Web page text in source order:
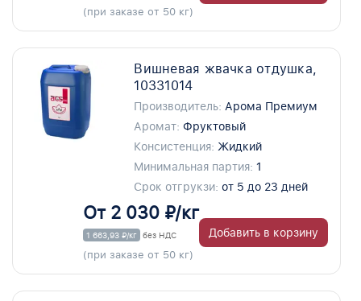
(при заказе от 50 кг)
Вишневая жвачка отдушка,
10331014
Производитель: Арома Премиум
Аромат: Фруктовый
Консистенция: Жидкий
Минимальная партия: 1
Срок отгрукзи: от 5 до 23 дней
От 2 030 ₽/кг
1 663,93 ₽/кг без НДС
(при заказе от 50 кг)
Добавить в корзину